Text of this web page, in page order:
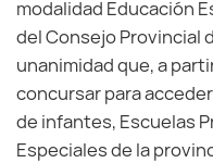
modalidad Educación
del Consejo Provincial
unanimidad que, a
concursar para
de infantes, Escuelas
Especiales de la